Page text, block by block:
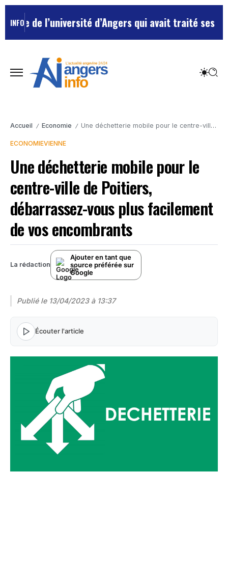
INFOde l’université d’Angers qui avait traité ses chefs
Accueil / Economie / Une déchetterie mobile pour le centre-ville de Poitiers, débarrassez-vous plus facilement de vos encombrants
ECONOMIEVIENNE
Une déchetterie mobile pour le
centre-ville de Poitiers,
débarrassez-vous plus facilement
de vos encombrants
La rédaction
Ajouter en tant que
source préférée sur
Google
Publié le 13/04/2023 à 13:37
Écouter l'article